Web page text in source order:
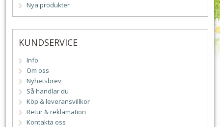
Nya produkter
KUNDSERVICE
Info
Om oss
Nyhetsbrev
Så handlar du
Köp & leveransvillkor
Retur & reklamation
Kontakta oss